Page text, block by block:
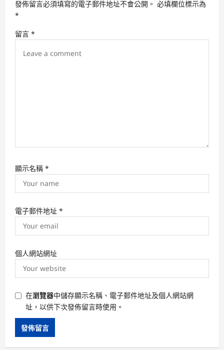
a
t
i
發佈留言必須填寫的電子郵件地址不會公開。 必填欄位標示為
*
留言 *
顯示名稱 *
電子郵件地址 *
個人網站網址
在瀏覽器中儲存顯示名稱、電子郵件地址及個人網站網
址，以供下次發佈留言時使用。